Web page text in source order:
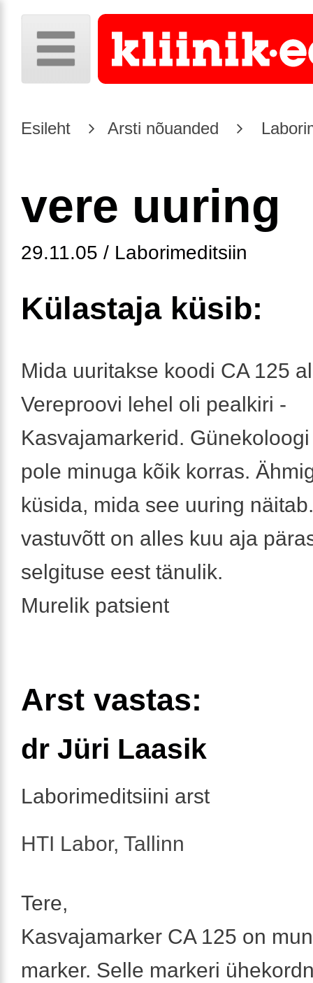
Esileht Arsti nõuanded
vere uuring
29.11.05 / Laborimeditsiin
Külastaja küsib:
Mida uuritakse koodi CA 125
Vereproovi lehel oli pealkiri -
Kasvajamarkerid.
pole minuga kõik korras.
küsida, mida see uuring
vastuvõtt on alles kuu aja
selgituse eest tänulik.
Murelik patsient
Arst vastas:
dr Jüri Laasik
Laborimeditsiini arst
HTI Labor, Tallinn
Tere,
Kasvajamarker CA 125 on
marker. Selle markeri